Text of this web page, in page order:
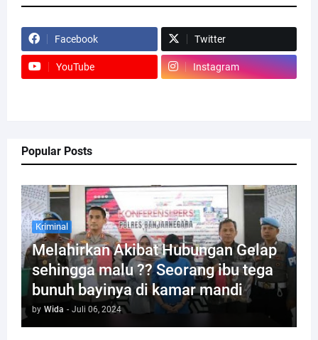
Facebook Twitter
YouTube Instagram
Popular Posts
Kriminal
Melahirkan Akibat Hubungan Gelap
sehingga malu ?? Seorang ibu tega
bunuh bayinya di kamar mandi
by Wida - Juli 06, 2024